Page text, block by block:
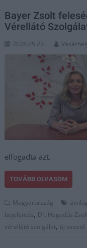
Bayer Zsolt
Vérellátó
2026.05.23.
elfogadta azt.
TOVÁBB OLVASOM
Magyarország
bejelentés, Dr. Hegedűs
vérellátó szolgálat, új vezető